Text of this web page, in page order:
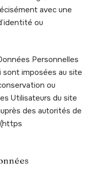
avec une
ou
Personnelles
imposées au site
ou
Utilisateurs du site
des autorités de